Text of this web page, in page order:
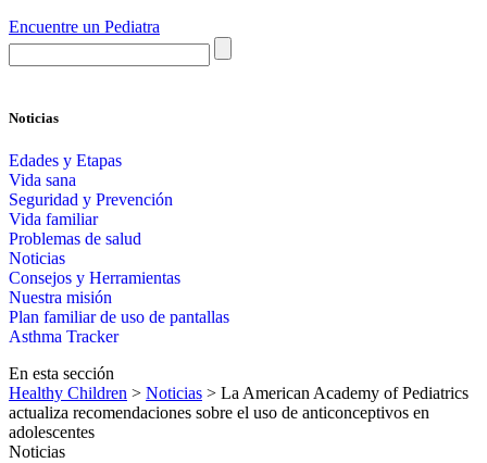
Encuentre un Pediatra
Noticias
Edades y Etapas
Vida sana
Seguridad y Prevención
Vida familiar
Problemas de salud
Noticias
Consejos y Herramientas
Nuestra misión
Plan familiar de uso de pantallas​​
Asthma Tracker
En esta sección
Healthy Children > Noticias > La American Academy of Pediatrics
actualiza recomendaciones sobre el uso de anticonceptivos en
adolescentes
Noticias